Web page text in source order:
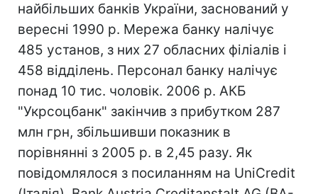
найбільших банків України, заснований у
вересні 1990 р. Мережа банку налічує
485 установ, з них 27 обласних філіалів і
458 відділень. Персонал банку налічує
понад 10 тис. чоловік. 2006 р. АКБ
"Укрсоцбанк" закінчив з прибутком 287
млн грн, збільшивши показник в
порівнянні з 2005 р. в 2,45 разу. Як
повідомлялося з посиланням на UniCredit